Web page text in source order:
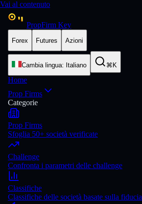
Vai al contenuto
PropFirm Key
Forex Futures Azioni
Cambia lingua: Italiano ⌘K
Home
Prop Firms
Categorie
Prop Firms
Sfoglia 50+ società verificate
Challenge
Confronta i parametri delle challenge
Classifiche
Classifiche delle società basate sulla fiducia